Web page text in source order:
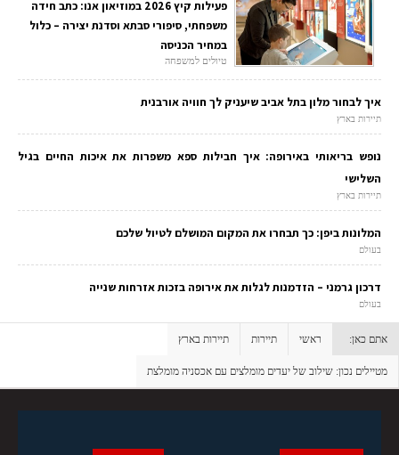
פעילות קיץ 2026 במוזיאון אנו: כתב חידה
משפחתי, סיפורי סבתא וסדנת יצירה – כלול
במחיר הכניסה
טיולים למשפחה
איך לבחור מלון בתל אביב שיעניק לך חוויה אורבנית
תיירות בארץ
נופש בריאותי באירופה: איך חבילות ספא משפרות את איכות החיים בגיל
השלישי
תיירות בארץ
המלונות ביפן: כך תבחרו את המקום המושלם לטיול שלכם
בעולם
דרכון גרמני – הזדמנות לגלות את אירופה בזכות אזרחות שנייה
בעולם
אתם כאן: ראשי תיירות תיירות בארץ
מטיילים נכון: שילוב של יעדים מומלצים עם אכסניה מומלצת